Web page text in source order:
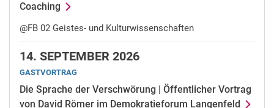
Coaching
@FB 02 Geistes- und Kulturwissenschaften
14. SEPTEMBER 2026
GASTVORTRAG
Die Sprache der Verschwörung | Öffentlicher Vortrag
von David Römer im Demokratieforum Langenfeld